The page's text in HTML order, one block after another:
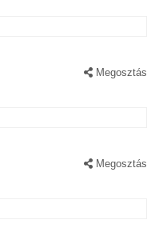
Megosztás
Megosztás